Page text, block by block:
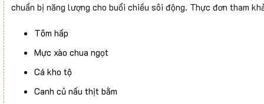
chuẩn bị năng lượng cho buổi chiều sôi động. Thực đơn tham
Tôm hấp
Mực xào chua ngọt
Cá kho tộ
Canh củ nấu thịt bằm